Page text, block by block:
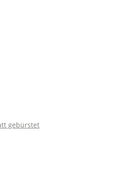
gebürstet